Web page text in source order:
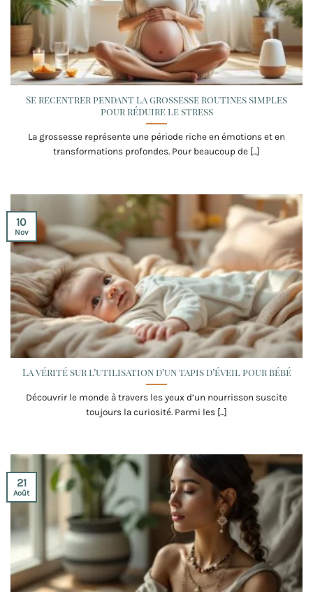
Se recentrer pendant la grossesse routines simples
pour réduire le stress
La grossesse représente une période riche en émotions et en
transformations profondes. Pour beaucoup de [...]
La vérité sur l’utilisation d’un tapis d’éveil pour bébé
Découvrir le monde à travers les yeux d’un nourrisson suscite
toujours la curiosité. Parmi les [...]
10
Nov
21
Août